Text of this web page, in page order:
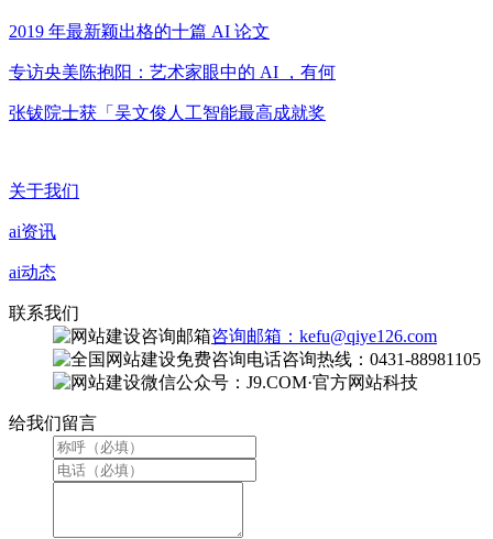
2019 年最新颖出格的十篇 AI 论文
专访央美陈抱阳：艺术家眼中的 AI ，有何
张钹院士获「吴文俊人工智能最高成就奖
关于我们
ai资讯
ai动态
联系我们
咨询邮箱：kefu@qiye126.com
咨询热线：0431-88981105
微信公众号：J9.COM·官方网站科技
给我们留言